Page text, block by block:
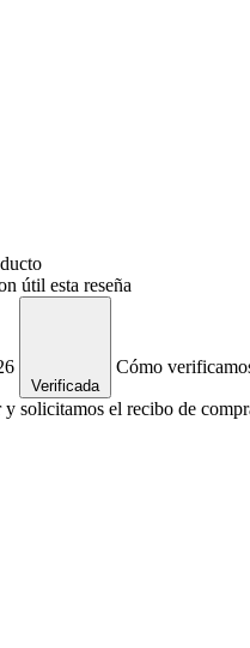
útil esta reseña
Verificada
Cómo
y solicitamos el recibo de